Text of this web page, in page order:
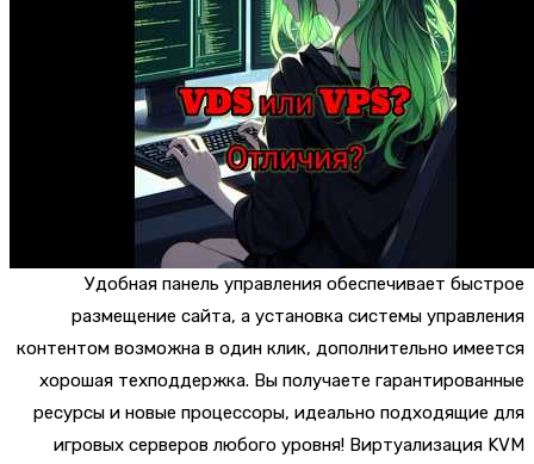
Удобная панель управления обеспечивает
размещение сайта, а установка системы
контентом возможна в один клик, дополнительно
хорошая техподдержка. Вы получаете
ресурсы и новые процессоры, идеально
игровых серверов любого уровня! Виртуализация